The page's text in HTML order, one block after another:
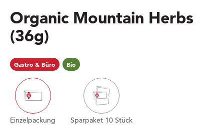
Organic Mountain Herbs
(36g)
Gastro & Büro Bio
Einzelpackung Sparpaket 10 Stück